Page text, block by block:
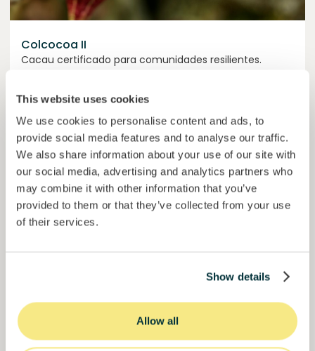
This website uses cookies
We use cookies to personalise content and ads, to
provide social media features and to analyse our traffic.
We also share information about your use of our site with
our social media, advertising and analytics partners who
may combine it with other information that you’ve
provided to them or that they’ve collected from your use
of their services.
Show details
Allow all
Colcocoa II
Cacau certificado para comunidades resilientes.
6.1%
juro anual
6
prazo
Investido = 17844428€
Reservado = 0€
59,5%
Já mais de metade financiado. Não perca.
Manizales 30000000€